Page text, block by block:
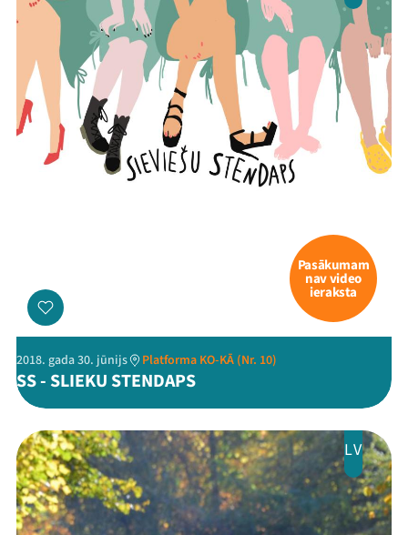
Pasākumam
nav video
ieraksta
2018. gada 30. jūnijs Platforma KO-KĀ (Nr. 10)
SS - SLIEKU STENDAPS
LV